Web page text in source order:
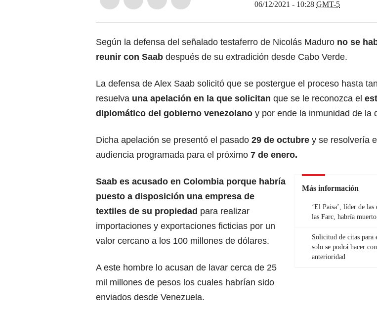
06/12/2021 - 10:28 GMT-5
Según la defensa del señalado testaferro de Nicolás Maduro no se
reunir con Saab después de su extradición desde Cabo Verde.
La defensa de Alex Saab solicitó que se postergue el proceso hasta
resuelva una apelación en la que solicitan que se le reconozca el
diplomático del gobierno venezolano y por ende la inmunidad de la
Dicha apelación se presentó el pasado 29 de octubre y se resolvería
audiencia programada para el próximo 7 de enero.
Más información
‘El Paisa’, líder de las
las Farc, habría
Solicitud de citas para
solo se podrá hacer
anterioridad
Saab es acusado en Colombia porque habría
puesto a disposición una empresa de
textiles de su propiedad para realizar
importaciones y exportaciones ficticias por un
valor cercano a los 100 millones de dólares.
A este hombre lo acusan de lavar cerca de 25
mil millones de pesos los cuales habrían sido
enviados desde Venezuela.